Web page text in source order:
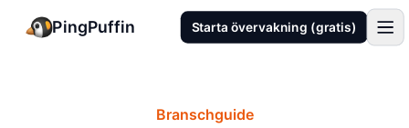
PingPuffin Starta övervakning (gratis)
Branschguide